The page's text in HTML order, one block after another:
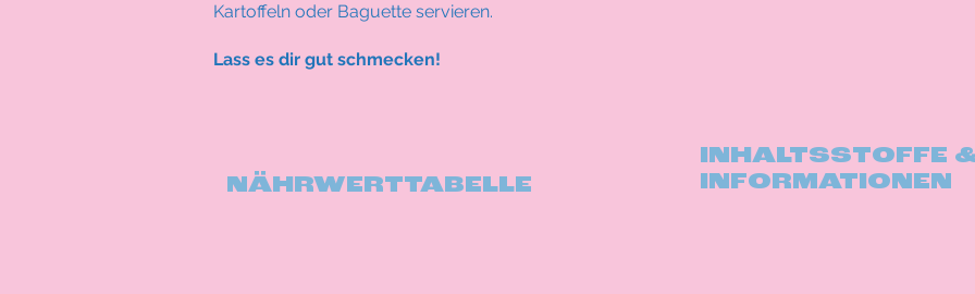
Kartoffeln oder Baguette servieren.
Lass es dir gut schmecken!
NÄHRWERTTABELLE​
INHALTSSTOFFE
INFORMATIONEN